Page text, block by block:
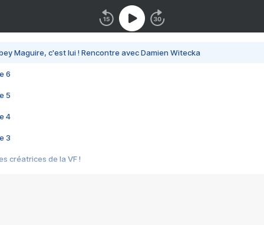
Maguire, c'est lui ! Rencontre avec Damien Witecka
6
5
4
3
créatrices de la VF !